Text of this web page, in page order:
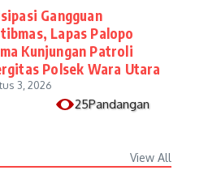
Gangguan
Lapas Palopo
Kunjungan Patroli
Polsek Wara Utara
3, 2026
25Pandangan
View All